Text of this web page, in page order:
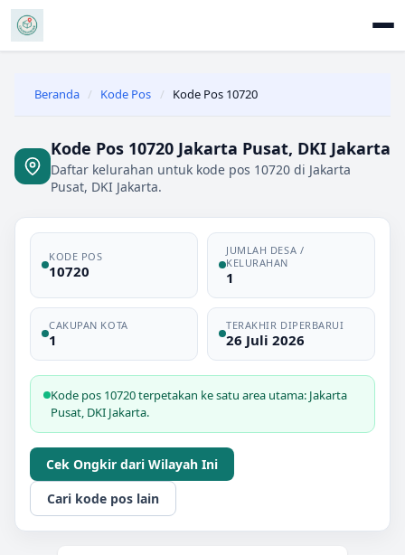
Beranda / Kode Pos / Kode Pos 10720
Kode Pos 10720 Jakarta Pusat, DKI Jakarta
Daftar kelurahan untuk kode pos 10720 di Jakarta
Pusat, DKI Jakarta.
KODE POS
10720
JUMLAH DESA /
KELURAHAN
1
CAKUPAN KOTA
1
TERAKHIR DIPERBARUI
26 Juli 2026
Kode pos 10720 terpetakan ke satu area utama: Jakarta
Pusat, DKI Jakarta.
Cek Ongkir dari Wilayah Ini
Cari kode pos lain